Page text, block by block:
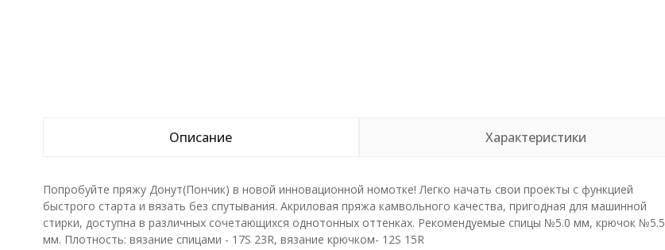
Описание Характеристики
Попробуйте пряжу Донут(Пончик) в новой инновационной номотке! Легко начать свои проекты с функцией
быстрого старта и вязать без спутывания. Акриловая пряжа камвольного качества, пригодная для машинной
стирки, доступна в различных сочетающихся однотонных оттенках. Рекомендуемые спицы №5.0 мм, крючок №5.5
мм. Плотность: вязание спицами - 17S 23R, вязание крючком- 12S 15R